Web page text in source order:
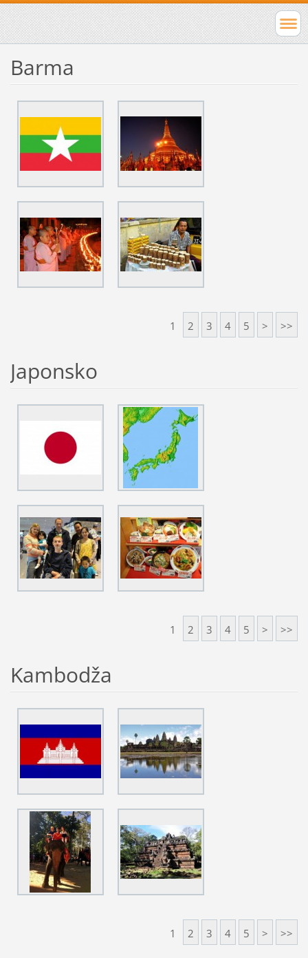
Barma
1 2 3 4 5 > >>
Japonsko
1 2 3 4 5 > >>
Kambodža
1 2 3 4 5 > >>